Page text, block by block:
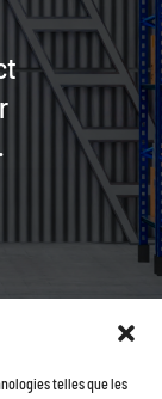
telles que les